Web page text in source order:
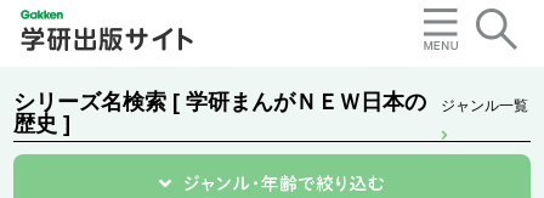
シリーズ名検索 [ 学研まんがＮＥＷ日本の
歴史 ]
ジャンル一覧